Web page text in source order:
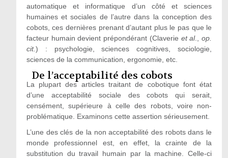
automatique et informatique d’un côté et sciences
humaines et sociales de l’autre dans la conception des
cobots, ces dernières prenant d’autant plus le pas que le
facteur humain devient prépondérant (Claverie et al.,op.
cit.) : psychologie, sciences cognitives, sociologie,
sciences de la communication, ergonomie, etc.
De l’acceptabilité des cobots
La plupart des articles traitant de cobotique font état
d’une acceptabilité sociale des cobots qui serait,
censément, supérieure à celle des robots, voire non-
problématique. Examinons cette assertion sérieusement.
L’une des clés de la non acceptabilité des robots dans le
monde professionnel est, en effet, la crainte de la
substitution du travail humain par la machine. Celle-ci